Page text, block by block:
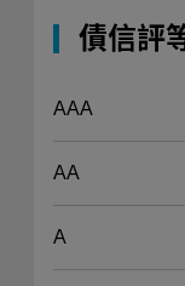
債信評
AAA
AA
A